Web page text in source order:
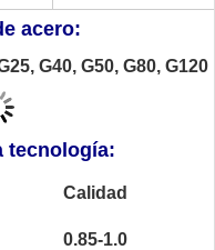
acero:
G40, G50, G80, G120
tecnología:
Calidad
0.85-1.0